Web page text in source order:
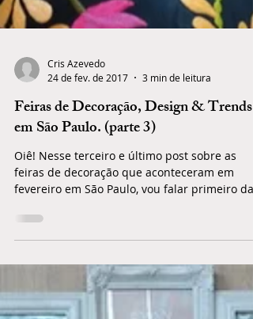
Cris Azevedo
24 de fev. de 2017
3 min de leitura
Feiras de Decoração, Design & Trends
em São Paulo. (parte 3)
feiras de decoração que aconteceram em